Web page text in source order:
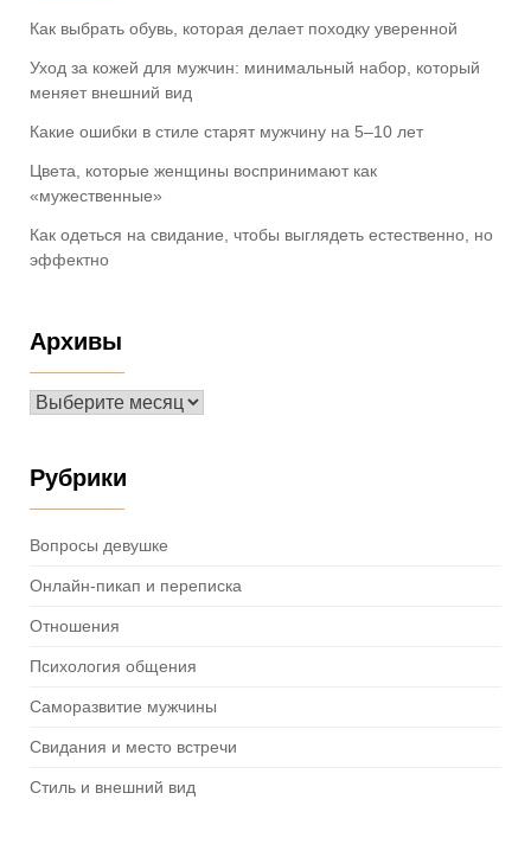
Как выбрать обувь, которая делает походку уверенной
Уход за кожей для мужчин: минимальный набор, который
меняет внешний вид
Какие ошибки в стиле старят мужчину на 5–10 лет
Цвета, которые женщины воспринимают как
«мужественные»
Как одеться на свидание, чтобы выглядеть естественно, но
эффектно
Архивы
Архивы
Рубрики
Вопросы девушке
Онлайн-пикап и переписка
Отношения
Психология общения
Саморазвитие мужчины
Свидания и место встречи
Стиль и внешний вид